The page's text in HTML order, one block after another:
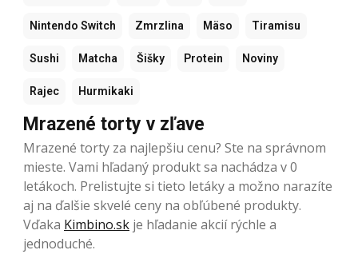
Nintendo Switch Zmrzlina Mäso Tiramisu
Sushi Matcha Šišky Protein Noviny
Rajec Hurmikaki
Mrazené torty v zľave
Mrazené torty za najlepšiu cenu? Ste na správnom
mieste. Vami hľadaný produkt sa nachádza v 0
letákoch. Prelistujte si tieto letáky a možno narazíte
aj na ďalšie skvelé ceny na obľúbené produkty.
Vďaka Kimbino.sk je hľadanie akcií rýchle a
jednoduché.